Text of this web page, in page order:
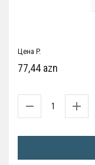
Цена P.
77,44 azn